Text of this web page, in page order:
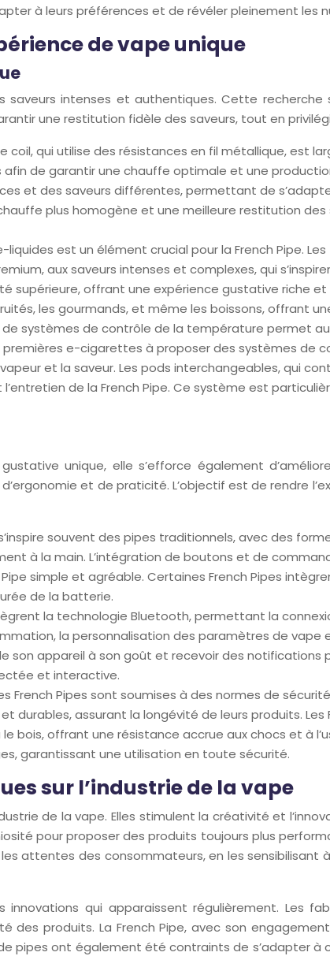
à leurs préférences et de révéler pleinement les
de vape unique
intenses et authentiques. Cette
une restitution fidèle des saveurs, tout en
coil, qui utilise des résistances en fil métallique, est
de garantir une chauffe optimale et une
et des saveurs différentes, permettant de
plus homogène et une meilleure restitution
liquides est un élément crucial pour la French Pipe.
aux saveurs intenses et complexes, qui
offrant une expérience gustative riche
les gourmands, et même les boissons, offrant
de systèmes de contrôle de la température permet
premières e-cigarettes à proposer des systèmes
et la saveur. Les pods interchangeables, qui
de la French Pipe. Ce système est
unique, elle s’efforce également
et de praticité. L’objectif est de rendre
souvent des pipes traditionnels, avec des
à la main. L’intégration de boutons et de
simple et agréable. Certaines French Pipes
de la batterie.
la technologie Bluetooth, permettant la
la personnalisation des paramètres de vape
appareil à son goût et recevoir des notifications
et interactive.
French Pipes sont soumises à des normes de
durables, assurant la longévité de leurs produits.
bois, offrant une résistance accrue aux chocs et à
garantissant une utilisation en toute sécurité.
sur l’industrie de la vape
de la vape. Elles stimulent la créativité et
pour proposer des produits toujours plus
attentes des consommateurs, en les sensibilisant
qui apparaissent régulièrement. Les
produits. La French Pipe, avec son
pipes ont également été contraints de s’adapter